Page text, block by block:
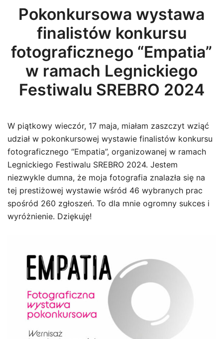
Pokonkursowa wystawa
finalistów konkursu
fotograficznego “Empatia”
w ramach Legnickiego
Festiwalu SREBRO 2024
W piątkowy wieczór, 17 maja, miałam zaszczyt wziąć
udział w pokonkursowej wystawie finalistów konkursu
fotograficznego “Empatia”, organizowanej w ramach
Legnickiego Festiwalu SREBRO 2024. Jestem
niezwykle dumna, że moja fotografia znalazła się na
tej prestiżowej wystawie wśród 46 wybranych prac
spośród 260 zgłoszeń. To dla mnie ogromny sukces i
wyróżnienie. Dziękuję!